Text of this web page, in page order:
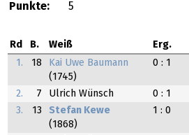
Punkte:
5
Rd B. Weiß Erg.
1.
18
Kai Uwe Baumann
(1745)
0 : 1
2. 7 Ulrich Wünsch 0 : 1
3.
13
Stefan Kewe
(1868)
1 : 0